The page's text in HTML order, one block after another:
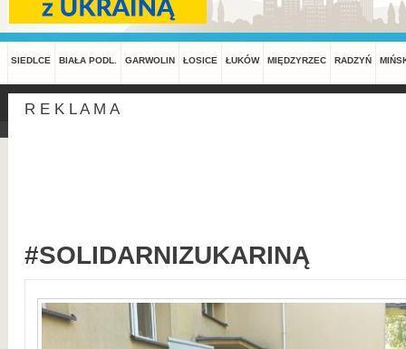
SIEDLCE BIAŁA PODL. GARWOLIN ŁOSICE ŁUKÓW MIĘDZYRZEC RADZYŃ
R E K L A M A
#SOLIDARNIZUKARINĄ